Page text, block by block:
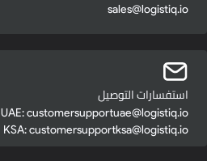
sales@logistiq.io
استفسارات التوصيل
UAE:customersupportuae@logistiq.io
KSA:customersupportksa@logistiq.io